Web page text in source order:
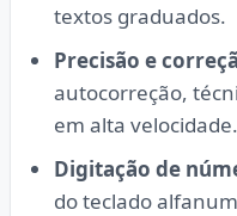
textos graduados.
Precisão e
autocorreção,
em alta velocidade.
Digitação de
do teclado